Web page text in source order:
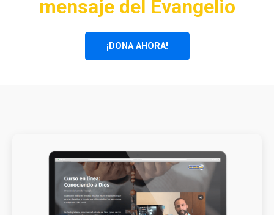
mensaje del Evangelio
¡DONA AHORA!